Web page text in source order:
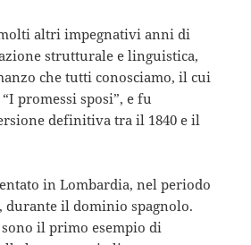
altri impegnativi anni di
strutturale e linguistica,
che tutti conosciamo, il cui
promessi sposi”, e fu
definitiva tra il 1840 e il
in Lombardia, nel periodo
durante il dominio spagnolo.
sono il primo esempio di